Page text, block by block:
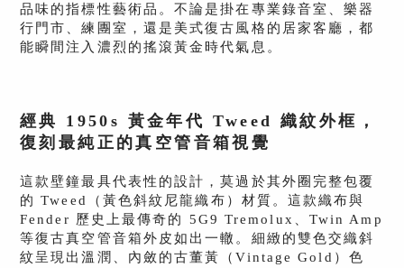
品味的指標性藝術品。不論是掛在專業錄音室、樂器
行門市、練團室，還是美式復古風格的居家客廳，都
能瞬間注入濃烈的搖滾黃金時代氣息。
經典 1950s 黃金年代 Tweed 織紋外框，
復刻最純正的真空管音箱視覺
這款壁鐘最具代表性的設計，莫過於其外圈完整包覆
的 Tweed（黃色斜紋尼龍織布）材質。這款織布與
Fender 歷史上最傳奇的 5G9 Tremolux、Twin Amp
等復古真空管音箱外皮如出一轍。細緻的雙色交織斜
紋呈現出溫潤、內斂的古董黃（Vintage Gold）色